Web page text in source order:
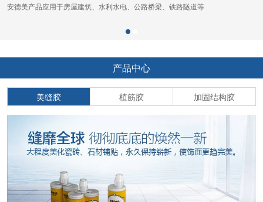
安德美产品应用于房屋建筑、水利水电、公路桥梁、铁路隧道等
产品中心
美缝胶 植筋胶 加固结构胶